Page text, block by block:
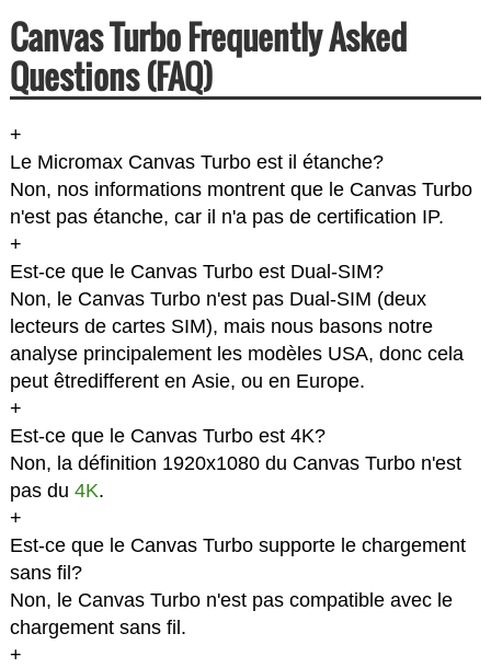
Canvas Turbo Frequently Asked
Questions (FAQ)
+
Le Micromax Canvas Turbo est il étanche?
Non, nos informations montrent que le Canvas Turbo
n'est pas étanche, car il n'a pas de certification IP.
+
Est-ce que le Canvas Turbo est Dual-SIM?
Non, le Canvas Turbo n'est pas Dual-SIM (deux
lecteurs de cartes SIM), mais nous basons notre
analyse principalement les modèles USA, donc cela
peut êtredifferent en Asie, ou en Europe.
+
Est-ce que le Canvas Turbo est 4K?
Non, la définition 1920x1080 du Canvas Turbo n'est
pas du 4K.
+
Est-ce que le Canvas Turbo supporte le chargement
sans fil?
Non, le Canvas Turbo n'est pas compatible avec le
chargement sans fil.
+